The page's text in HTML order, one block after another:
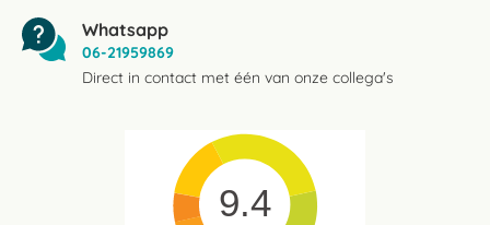
Whatsapp
06-21959869
Direct in contact met één van onze collega's
9.4